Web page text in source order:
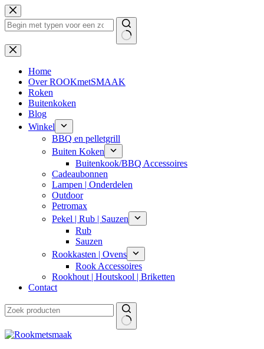
Ga
naar
de
Geen
resultaten
Home
Over ROOKmetSMAAK
Roken
Buitenkoken
Blog
Winkel
BBQ en pelletgrill
Buiten Koken
Buitenkook/BBQ Accessoires
Cadeaubonnen
Lampen | Onderdelen
Outdoor
Petromax
Pekel | Rub | Sauzen
Rub
Sauzen
Rookkasten | Ovens
Rook Accessoires
Rookhout | Houtskool | Briketten
Contact